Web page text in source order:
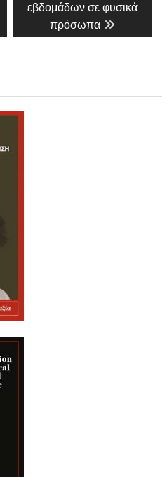
εβδομάδων σε φυσικά
πρόσωπα